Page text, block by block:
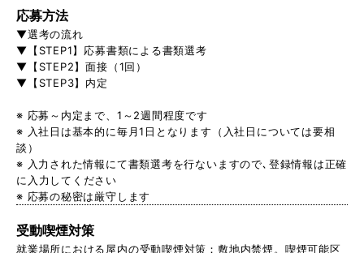
応募方法
▼選考の流れ
▼【STEP1】応募書類による書類選考
▼【STEP2】面接（1回）
▼【STEP3】内定
※ 応募～内定まで、1～2週間程度です
※ 入社日は基本的に毎月1日となります（入社日については要相
談）
※ 入力された情報にて書類選考を行ないますので､登録情報は正確
に入力してください
※ 応募の秘密は厳守します
受動喫煙対策
就業場所における屋内の受動喫煙対策：敷地内禁煙。喫煙可能区